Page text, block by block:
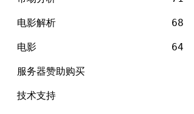
电影解析 68
电影 64
服务器赞助购买
技术支持